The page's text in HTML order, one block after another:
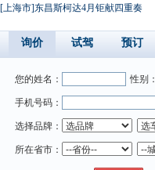
[上海市]东昌斯柯达4月钜献四重奏
询价 试驾 预订
您的姓名： 性别：
手机号码：
选择品牌：
所在省市：